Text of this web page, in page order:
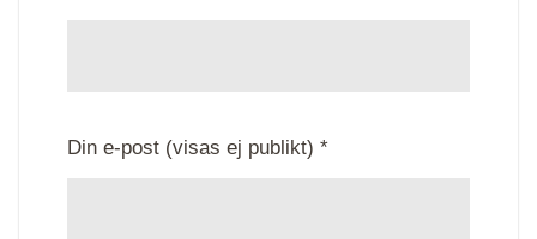
Din e-post (visas ej publikt) *